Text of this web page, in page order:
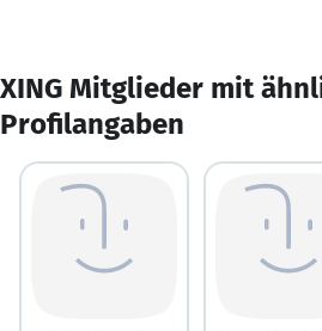
XING Mitglieder mit
Profilangaben